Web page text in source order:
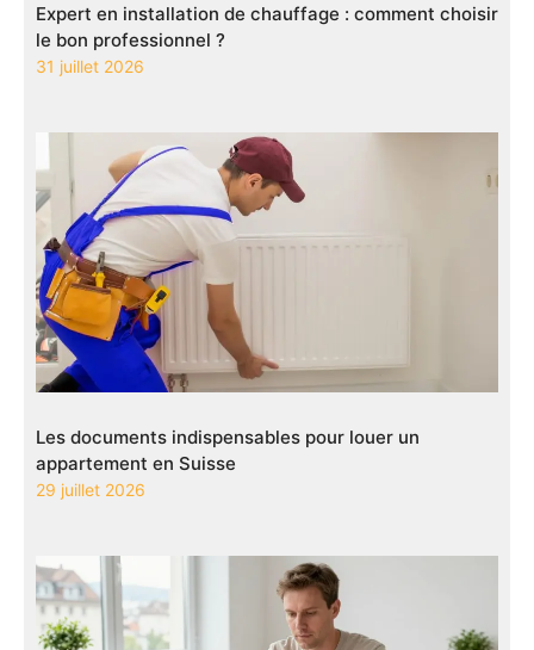
Expert en installation de chauffage : comment choisir
le bon professionnel ?
31 juillet 2026
Les documents indispensables pour louer un
appartement en Suisse
29 juillet 2026